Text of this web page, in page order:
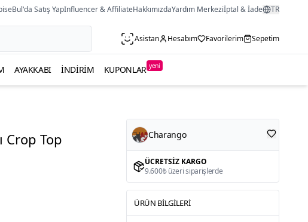
Satış YapInfluencer & AffiliateHakkımızdaYardım Merkeziİptal & İade TR
Asistan Hesabım Favorilerim Sepetim
AYAKKABI İNDIRIM KUPONLAR yeni
Crop Top Charango
ÜCRETSIZ KARGO
9.600₺ üzeri siparişlerde
ÜRÜN BILGILERI